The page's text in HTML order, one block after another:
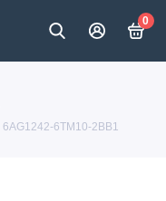
0
6AG1242-6TM10-2BB1